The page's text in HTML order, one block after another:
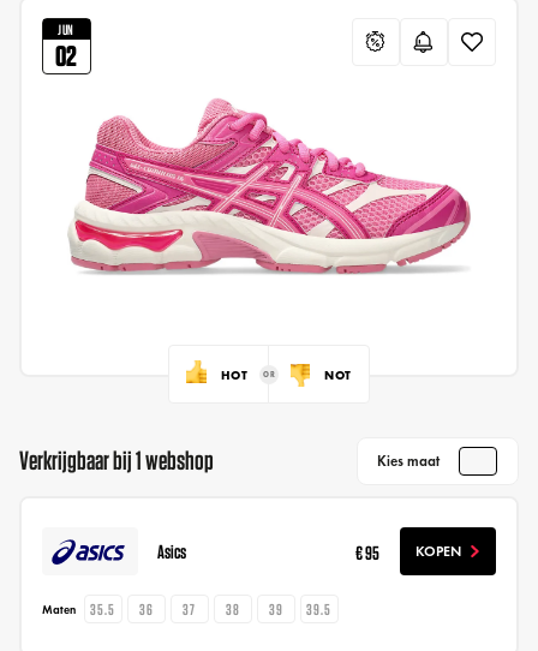
JUN
02
HOT NOT
Verkrijgbaar bij 1 webshop Kies maat
Asics € 95 KOPEN
Maten 35.5 36 37 38 39 39.5